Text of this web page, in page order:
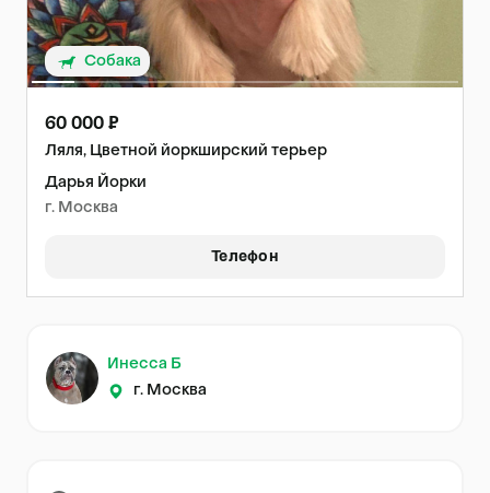
Собака
60 000 ₽
Ляля, Цветной йоркширский терьер
Дарья Йорки
г. Москва
Телефон
Инесса Б
г. Москва